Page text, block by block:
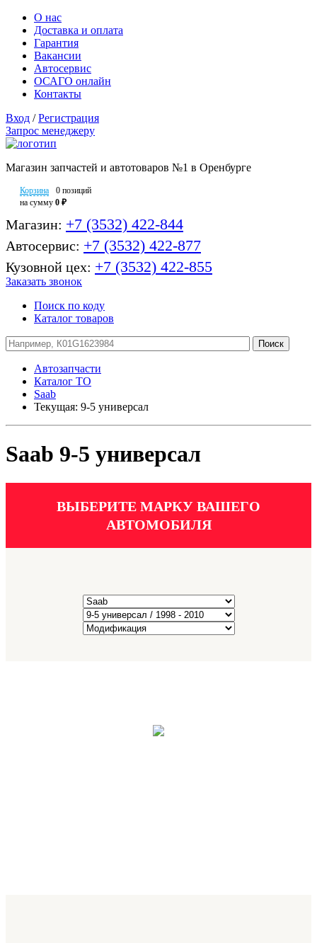
О нас
Доставка и оплата
Гарантия
Вакансии
Автосервис
ОСАГО онлайн
Контакты
Вход / Регистрация
Запрос менеджеру
Магазин запчастей и автотоваров №1 в Оренбурге
Корзина
0 позиций
на сумму 0 ₽
Магазин: +7 (3532) 422-844
Автосервис: +7 (3532) 422-877
Кузовной цех: +7 (3532) 422-855
Заказать звонок
Поиск по коду
Каталог товаров
Автозапчасти
Каталог ТО
Saab
Текущая: 9-5 универсал
Saab 9-5 универсал
ВЫБЕРИТЕ МАРКУ ВАШЕГО
АВТОМОБИЛЯ